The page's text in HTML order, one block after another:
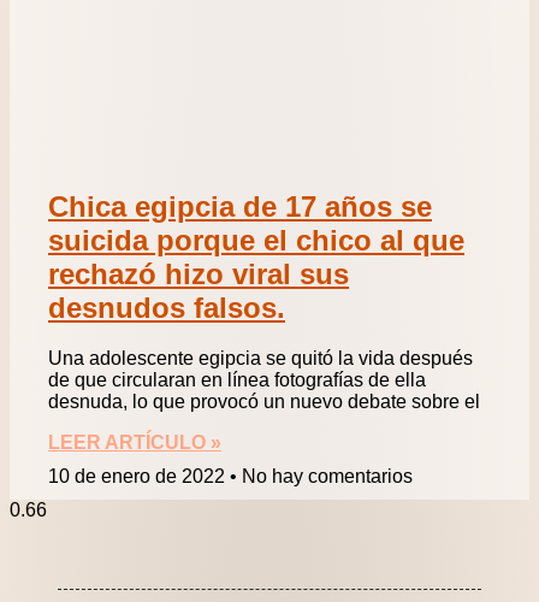
Chica egipcia de 17 años se
suicida porque el chico al que
rechazó hizo viral sus
desnudos falsos.
Una adolescente egipcia se quitó la vida después
de que circularan en línea fotografías de ella
desnuda, lo que provocó un nuevo debate sobre el
LEER ARTÍCULO »
10 de enero de 2022
No hay comentarios